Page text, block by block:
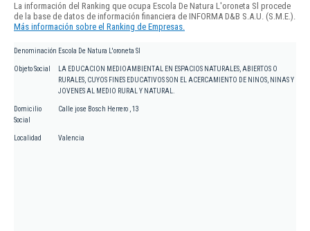
La información del Ranking que ocupa Escola De Natura L'oroneta Sl procede
de la base de datos de información financiera de INFORMA D&B S.A.U. (S.M.E.).
Más información sobre el Ranking de Empresas.
Denominación Escola De Natura L'oroneta Sl
Objeto Social
LA EDUCACION MEDIOAMBIENTAL EN ESPACIOS NATURALES, ABIERTOS O
RURALES, CUYOS FINES EDUCATIVOS SON EL ACERCAMIENTO DE NINOS, NINAS Y
JOVENES AL MEDIO RURAL Y NATURAL.
Domicilio
Social
Calle jose Bosch Herrero , 13
Localidad Valencia